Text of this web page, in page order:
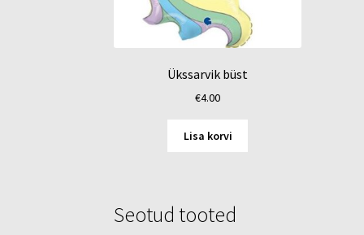
Ükssarvik büst
€4.00
Lisa korvi
Seotud tooted